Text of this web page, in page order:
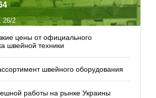
26/2
цены от официального
швейной техники
швейного оборудования
работы на рынке Украины